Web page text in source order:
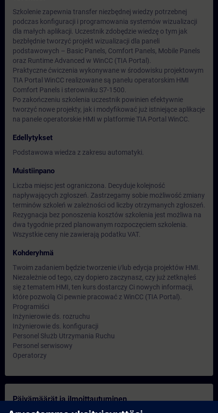
Szkolenie zapewnia transfer niezbędnej wiedzy potrzebnej
podczas konfiguracji i programowania systemów wizualizacji
dla małych aplikacji. Uczestnik zdobędzie wiedzę o tym jak
bezbłędnie tworzyć projekt wizualizacji dla paneli
podstawowych – Basic Panels, Comfort Panels, Mobile Panels
oraz Runtime Advanced w WinCC (TIA Portal).
Praktyczne ćwiczenia wykonywane w środowisku projektowym
TIA Portal WinCC realizowane są panelu operatorskim HMI
Comfort Panels i sterowniku S7-1500.
Po zakończeniu szkolenia uczestnik powinien efektywnie
tworzyć nowe projekty, jak i modyfikować już istniejące aplikacje
na panele operatorskie HMI w platformie TIA Portal WinCC.
Edellytykset
Podstawowa wiedza z zakresu automatyki.
Muistiinpano
Liczba miejsc jest ograniczona. Decyduje kolejność
napływających zgłoszeń. Zastrzegamy sobie możliwość zmiany
terminów szkoleń w zależności od liczby otrzymanych zgłoszeń.
Rezygnacja bez ponoszenia kosztów szkolenia jest możliwa na
dwa tygodnie przed planowanym rozpoczęciem szkolenia.
Wszystkie ceny nie zawierają podatku VAT.
Kohderyhmä
Twoim zadaniem będzie tworzenie i/lub edycja projektów HMI.
Niezależnie od tego, czy dopiero zaczynasz, czy już zetknąłeś
się z tematem HMI, ten kurs dostarczy Ci nowych informacji,
które pozwolą Ci pewnie pracować z WinCC (TIA Portal).
Programiści
Inżynierowie ds. rozruchu
Inżynierowie ds. konfiguracji
Personel Służb Utrzymania Ruchu
Personel serwisowy
Operatorzy
Päivämäärät ja ilmoittautuminen